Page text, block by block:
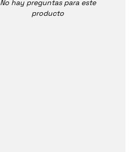
No hay preguntas para este
producto